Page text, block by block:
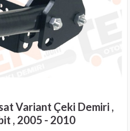
Variant Çeki Demiri ,
, 2005 - 2010